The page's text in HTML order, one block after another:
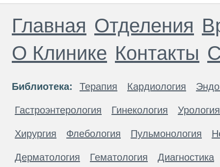
Главная Отделения
О Клинике Контакты
Библиотека: Терапия Кардиология
Гастроэнтерология Гинекология Урология
Хирургия Флебология Пульмонология
Дерматология Гематология Диагностика